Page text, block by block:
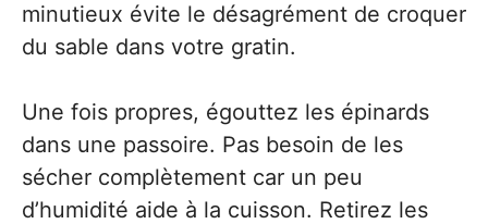
minutieux évite le désagrément de croquer
du sable dans votre gratin.
Une fois propres, égouttez les épinards
dans une passoire. Pas besoin de les
sécher complètement car un peu
d’humidité aide à la cuisson. Retirez les